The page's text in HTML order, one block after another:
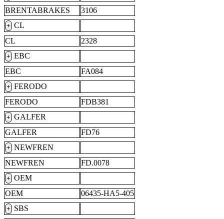
BRENTABRAKES
3106
+ CL
CL
2328
+ EBC
EBC
FA084
+ FERODO
FERODO
FDB381
+ GALFER
GALFER
FD76
+ NEWFREN
NEWFREN
FD.0078
+ OEM
OEM
06435-HA5-405
+ SBS